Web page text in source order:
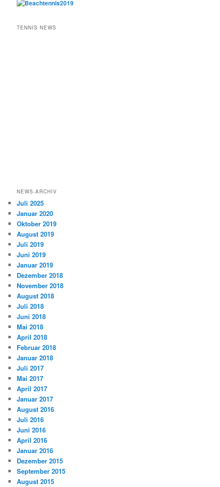
TENNIS NEWS
NEWS-ARCHIV
Juli 2025
Januar 2020
Oktober 2019
August 2019
Juli 2019
Juni 2019
Januar 2019
Dezember 2018
November 2018
August 2018
Juli 2018
Juni 2018
Mai 2018
April 2018
Februar 2018
Januar 2018
Juli 2017
Mai 2017
April 2017
Januar 2017
August 2016
Juli 2016
Juni 2016
April 2016
Januar 2016
Dezember 2015
September 2015
August 2015